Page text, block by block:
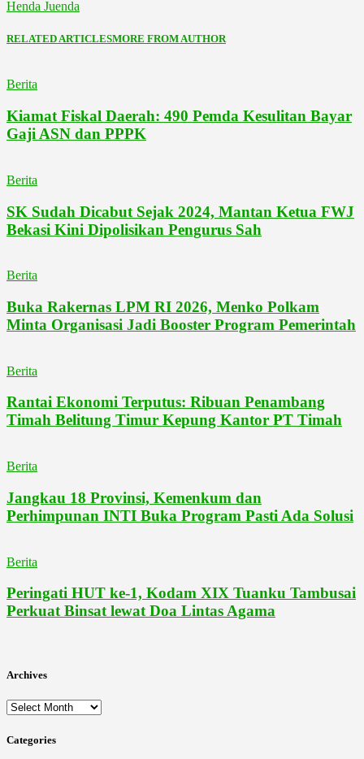
Henda Juenda
RELATED ARTICLESMORE FROM AUTHOR
Berita
Kiamat Fiskal Daerah: 490 Pemda Kesulitan Bayar
Gaji ASN dan PPPK
Berita
SK Sudah Dicabut Sejak 2024, Mantan Ketua FWJ
Bekasi Kini Dipolisikan Pengurus Sah
Berita
Buka Rakernas LPM RI 2026, Menko Polkam
Minta Organisasi Jadi Booster Program Pemerintah
Berita
Rantai Ekonomi Terputus: Ribuan Penambang
Timah Belitung Timur Kepung Kantor PT Timah
Berita
Jangkau 18 Provinsi, Kemenkum dan
Perhimpunan INTI Buka Program Pasti Ada Solusi
Berita
Peringati HUT ke-1, Kodam XIX Tuanku Tambusai
Perkuat Binsat lewat Doa Lintas Agama
Archives
Archives
Categories